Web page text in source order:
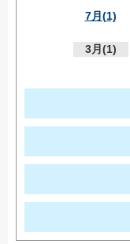
7月(1)
3月(1)